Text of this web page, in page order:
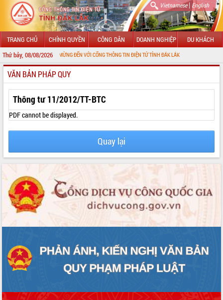
Vietnamese| English
TRANG CHỦ CHÍNH QUYỀN CÔNG DÂN DOANH NGHIỆP DU KHÁCH
Thứ bảy, 08/08/2026
CHÀO MỪNG ĐẾN VỚI CỔNG THÔNG TIN ĐIỆN TỬ TỈNH ĐẮK LẮK
GIỚI THIỆU
TIN TỨC SỰ KIỆN
UBND CÁC XÃ, PHƯỜNG
THÔNG TIN CHỈ ĐẠO ĐIỀU HÀNH
HỆ THỐNG VĂN BẢN
VĂN BẢN HĐND TỈNH
QUY HOẠCH - KẾ HOẠCH
VĂN BẢN PHÁP QUY
Thông tư 11/2012/TT-BTC
PDF cannot be displayed.
Quay lại